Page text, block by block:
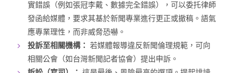
實錯誤（例如張冠李戴、數據完全錯誤），可以委托律師
發函給媒體，要求其基於新聞專業進行更正或撤稿。語氣
應專業理性，而非威脅恐嚇。
投訴至相關機構： 若媒體報導違反新聞倫理規範，可向
相關公會（如台灣新聞記者協會）提出申訴。